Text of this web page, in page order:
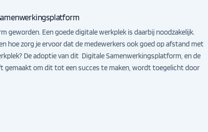
geworden. Een goede digitale werkplek is daarbij noodzakelijk.
hoe zorg je ervoor dat de medewerkers ook goed op afstand met
De adoptie van dit Digitale Samenwerkingsplatform, en de
gemaakt om dit tot een succes te maken, wordt toegelicht door